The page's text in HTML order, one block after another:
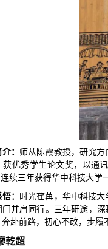
介： 师从陈霞教授，研究
获优秀学生论文奖，以通
续三年获得华中科技大学
： 时光荏苒，华中科技
并肩同行。三年研途，
赴前路，初心不改，步履
乾超